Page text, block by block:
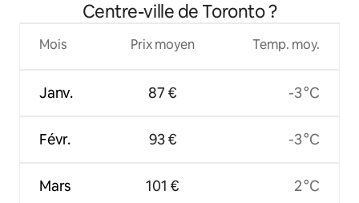
Centre-ville de Toronto ?
Mois
Janv.
Févr.
Mars
Prix moyen
87 €
93 €
101 €
Temp. moy.
-3 °C
-3 °C
2 °C